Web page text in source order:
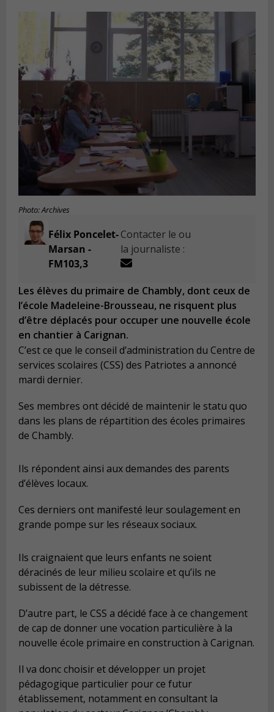
Photo: Archives
Félix Poncelet-
Marsan -
FM103,3
Contacter le ou
la journaliste :
Les élèves du primaire de Chambly, dont ceux de
l’école Madeleine-Brousseau, ne risquent plus
d’être déplacés pour occuper une nouvelle école
en chantier à Carignan.
C’est ce que le conseil d’administration du Centre de
services scolaires (CSS) des Patriotes a annoncé
mardi dernier.
Ses membres ont décidé de maintenir le statu quo
dans les plans de répartition des écoles primaires
de Chambly.
Ils répondent ainsi aux demandes des parents
d’élèves locaux.
Ces derniers ont manifesté leur soulagement en
grande pompe sur les réseaux sociaux.
Ils craignaient que leurs enfants ne soient
déracinés de leur milieu scolaire et qu’ils ne
subissent de la détresse.
D’autre part, le CSS a décidé face à ce changement
de cap de donner une vocation particulière à la
nouvelle école primaire en construction à Carignan.
Il va donc choisir et développer un projet
pédagogique particulier pour ce futur
établissement, notamment en consultant la